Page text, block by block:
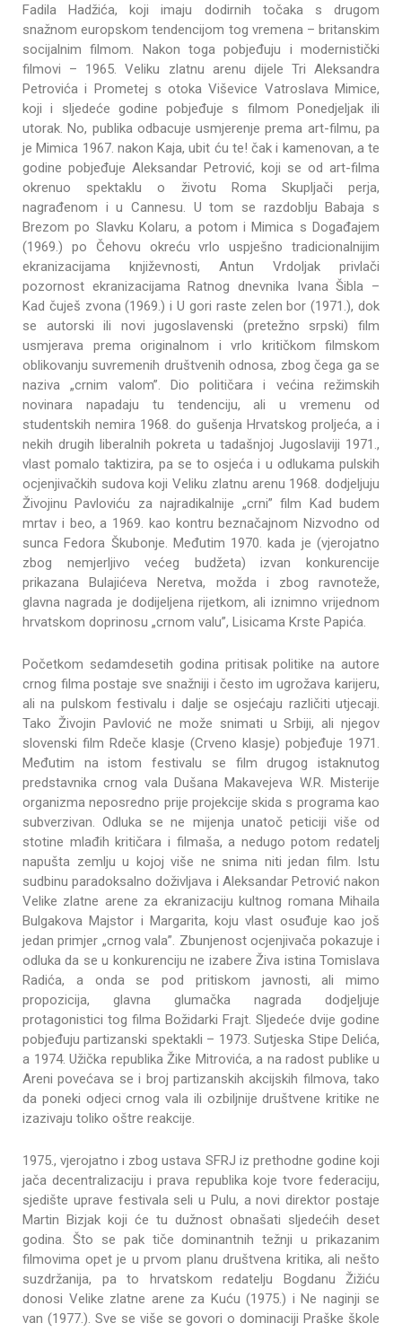
Fadila Hadžića, koji imaju dodirnih točaka s drugom
snažnom europskom tendencijom tog vremena – britanskim
socijalnim filmom. Nakon toga pobjeđuju i modernistički
filmovi – 1965. Veliku zlatnu arenu dijele Tri Aleksandra
Petrovića i Prometej s otoka Viševice Vatroslava Mimice,
koji i sljedeće godine pobjeđuje s filmom Ponedjeljak ili
utorak. No, publika odbacuje usmjerenje prema art-filmu, pa
je Mimica 1967. nakon Kaja, ubit ću te! čak i kamenovan, a te
godine pobjeđuje Aleksandar Petrović, koji se od art-filma
okrenuo spektaklu o životu Roma Skupljači perja,
nagrađenom i u Cannesu. U tom se razdoblju Babaja s
Brezom po Slavku Kolaru, a potom i Mimica s Događajem
(1969.) po Čehovu okreću vrlo uspješno tradicionalnijim
ekranizacijama književnosti, Antun Vrdoljak privlači
pozornost ekranizacijama Ratnog dnevnika Ivana Šibla –
Kad čuješ zvona (1969.) i U gori raste zelen bor (1971.), dok
se autorski ili novi jugoslavenski (pretežno srpski) film
usmjerava prema originalnom i vrlo kritičkom filmskom
oblikovanju suvremenih društvenih odnosa, zbog čega ga se
naziva „crnim valom”. Dio političara i većina režimskih
novinara napadaju tu tendenciju, ali u vremenu od
studentskih nemira 1968. do gušenja Hrvatskog proljeća, a i
nekih drugih liberalnih pokreta u tadašnjoj Jugoslaviji 1971.,
vlast pomalo taktizira, pa se to osjeća i u odlukama pulskih
ocjenjivačkih sudova koji Veliku zlatnu arenu 1968. dodjeljuju
Živojinu Pavloviću za najradikalnije „crni” film Kad budem
mrtav i beo, a 1969. kao kontru beznačajnom Nizvodno od
sunca Fedora Škubonje. Međutim 1970. kada je (vjerojatno
zbog nemjerljivo većeg budžeta) izvan konkurencije
prikazana Bulajićeva Neretva, možda i zbog ravnoteže,
glavna nagrada je dodijeljena rijetkom, ali iznimno vrijednom
hrvatskom doprinosu „crnom valu”, Lisicama Krste Papića.
Početkom sedamdesetih godina pritisak politike na autore
crnog filma postaje sve snažniji i često im ugrožava karijeru,
ali na pulskom festivalu i dalje se osjećaju različiti utjecaji.
Tako Živojin Pavlović ne može snimati u Srbiji, ali njegov
slovenski film Rdeče klasje (Crveno klasje) pobjeđuje 1971.
Međutim na istom festivalu se film drugog istaknutog
predstavnika crnog vala Dušana Makavejeva W.R. Misterije
organizma neposredno prije projekcije skida s programa kao
subverzivan. Odluka se ne mijenja unatoč peticiji više od
stotine mlađih kritičara i filmaša, a nedugo potom redatelj
napušta zemlju u kojoj više ne snima niti jedan film. Istu
sudbinu paradoksalno doživljava i Aleksandar Petrović nakon
Velike zlatne arene za ekranizaciju kultnog romana Mihaila
Bulgakova Majstor i Margarita, koju vlast osuđuje kao još
jedan primjer „crnog vala”. Zbunjenost ocjenjivača pokazuje i
odluka da se u konkurenciju ne izabere Živa istina Tomislava
Radića, a onda se pod pritiskom javnosti, ali mimo
propozicija, glavna glumačka nagrada dodjeljuje
protagonistici tog filma Božidarki Frajt. Sljedeće dvije godine
pobjeđuju partizanski spektakli – 1973. Sutjeska Stipe Delića,
a 1974. Užička republika Žike Mitrovića, a na radost publike u
Areni povećava se i broj partizanskih akcijskih filmova, tako
da poneki odjeci crnog vala ili ozbiljnije društvene kritike ne
izazivaju toliko oštre reakcije.
1975., vjerojatno i zbog ustava SFRJ iz prethodne godine koji
jača decentralizaciju i prava republika koje tvore federaciju,
sjedište uprave festivala seli u Pulu, a novi direktor postaje
Martin Bizjak koji će tu dužnost obnašati sljedećih deset
godina. Što se pak tiče dominantnih težnji u prikazanim
filmovima opet je u prvom planu društvena kritika, ali nešto
suzdržanija, pa to hrvatskom redatelju Bogdanu Žižiću
donosi Velike zlatne arene za Kuću (1975.) i Ne naginji se
van (1977.). Sve se više se govori o dominaciji Praške škole